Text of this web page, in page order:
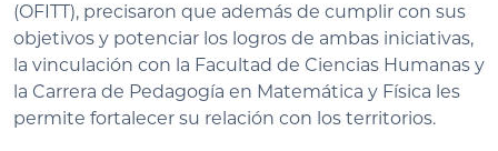
(OFITT), precisaron que además de cumplir con sus
objetivos y potenciar los logros de ambas iniciativas,
la vinculación con la Facultad de Ciencias Humanas y
la Carrera de Pedagogía en Matemática y Física les
permite fortalecer su relación con los territorios.